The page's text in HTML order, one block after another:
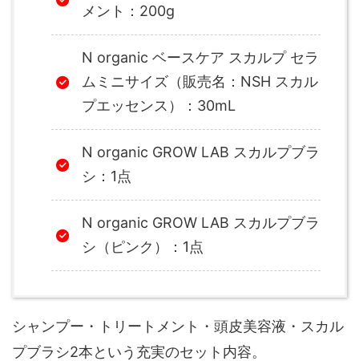
N organic モイスト スカルプ シャン
プー：300mL
N organic スムース リペア トリート
メント：200g
N organic ベースケア スカルプ セラ
ムミニサイズ（販売名：NSH スカル
プエッセンス）：30mL
N organic GROW LAB スカルプブラ
シ：1点
N organic GROW LAB スカルプブラ
シ（ピンク）：1点